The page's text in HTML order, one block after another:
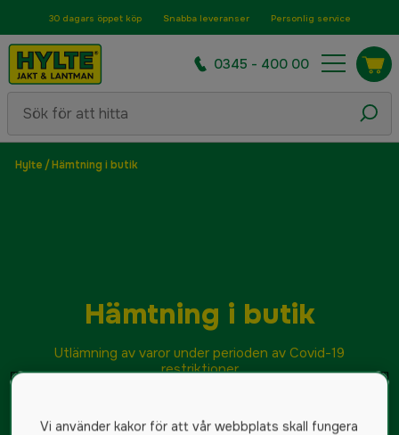
30 dagars öppet köp Snabba leveranser Personlig service
0345 - 400 00
Hylte /Hämtning i butik
Hämtning i butik
Utlämning av varor under perioden av Covid-19
restriktioner
Vi använder kakor för att vår webbplats skall fungera